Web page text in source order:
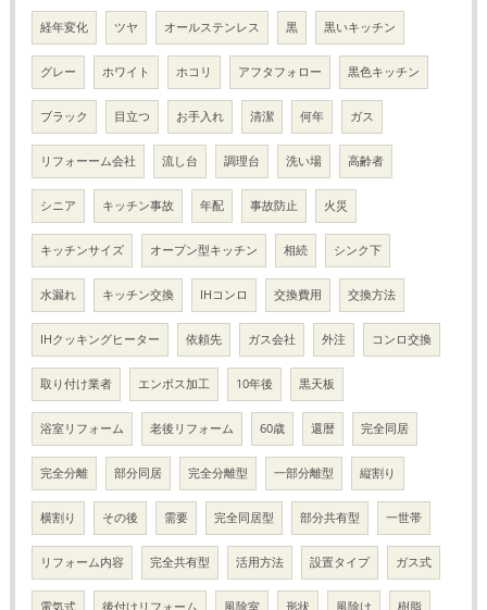
経年変化 ツヤ オールステンレス 黒 黒いキッチン
グレー ホワイト ホコリ アフタフォロー 黒色キッチン
ブラック 目立つ お手入れ 清潔 何年 ガス
リフォーーム会社 流し台 調理台 洗い場 高齢者
シニア キッチン事故 年配 事故防止 火災
キッチンサイズ オープン型キッチン 相続 シンク下
水漏れ キッチン交換 IHコンロ 交換費用 交換方法
IHクッキングヒーター 依頼先 ガス会社 外注 コンロ交換
取り付け業者 エンボス加工 10年後 黒天板
浴室リフォーム 老後リフォーム 60歳 還暦 完全同居
完全分離 部分同居 完全分離型 一部分離型 縦割り
横割り その後 需要 完全同居型 部分共有型 一世帯
リフォーム内容 完全共有型 活用方法 設置タイプ ガス式
電気式 後付けリフォーム 風除室 形状 風除け 樹脂